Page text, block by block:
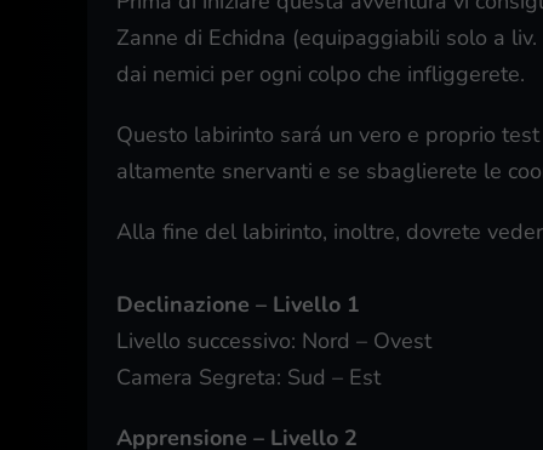
Zanne di Echidna (equipaggiabili solo a
dai nemici per ogni colpo che infliggerete.
Questo labirinto sará un vero e proprio
altamente snervanti e se sbaglierete le
Alla fine del labirinto, inoltre, dovrete
Declinazione – Livello 1
Livello successivo: Nord – Ovest
Camera Segreta: Sud – Est
Apprensione – Livello 2